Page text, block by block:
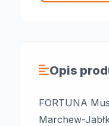
Opis
FORTUNA
Marchew-